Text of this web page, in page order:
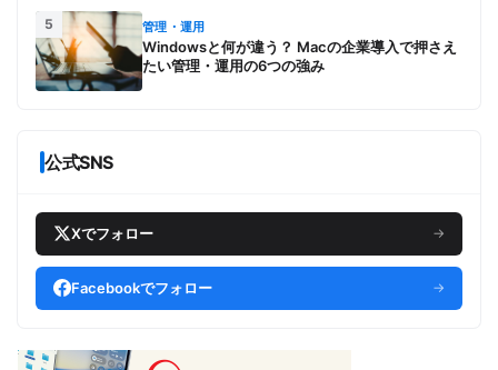
5 管理・運用
Windowsと何が違う？ Macの企業導入で押さえ
たい管理・運用の6つの強み
公式SNS
Xでフォロー →
Facebookでフォロー →